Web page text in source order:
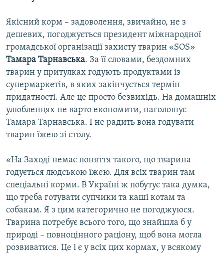
Якісний корм – задоволення, звичайно, не з
дешевих, погоджується президент міжнародної
громадської організації захисту тварин «SOS»
Тамара Тарнавська. За її словами, бездомних
тварин у притулках годують продуктами із
супермаркетів, в яких закінчується термін
придатності. Але це просто безвихідь. На домашніх
улюбленцях не варто економити, наголошує
Тамара Тарнавська. І не радить вона годувати
тварин їжею зі столу.
«На Заході немає поняття такого, що тварина
годується людською їжею. Для всіх тварин там
спеціальні корми. В Україні ж побутує така думка,
що треба готувати супчики та каші котам та
собакам. Я з цим категорично не погоджуюся.
Тварина потребує всього того, що знайшла б у
природі – повноцінного раціону, щоб вона могла
розвиватися. Це і є у всіх цих кормах, у всякому